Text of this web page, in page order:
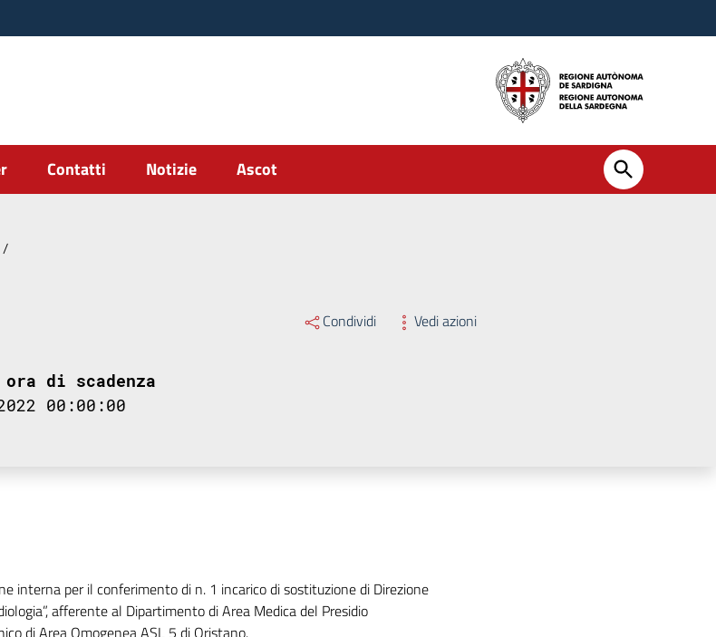
Contatti Notizie Ascot
/
Condividi Vedi azioni
ora di scadenza
00:00:00
interna per il conferimento di n. 1 incarico di sostituzione di Direzione
afferente al Dipartimento di Area Medica del Presidio
di Area Omogenea ASL 5 di Oristano.